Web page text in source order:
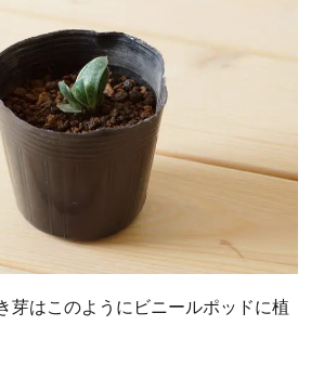
芽はこのようにビニールポッドに植